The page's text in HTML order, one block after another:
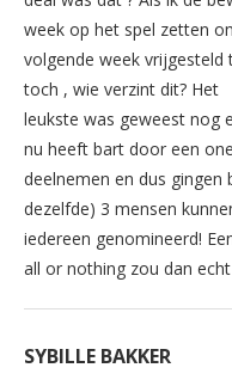
week op het spel zetten
volgende week
toch , wie verzint dit? Het
leukste was geweest nog
nu heeft bart door een
deelnemen en dus gingen
dezelfde) 3 mensen
iedereen genomineerd!
all or nothing zou dan
SYBILLE BAKKER